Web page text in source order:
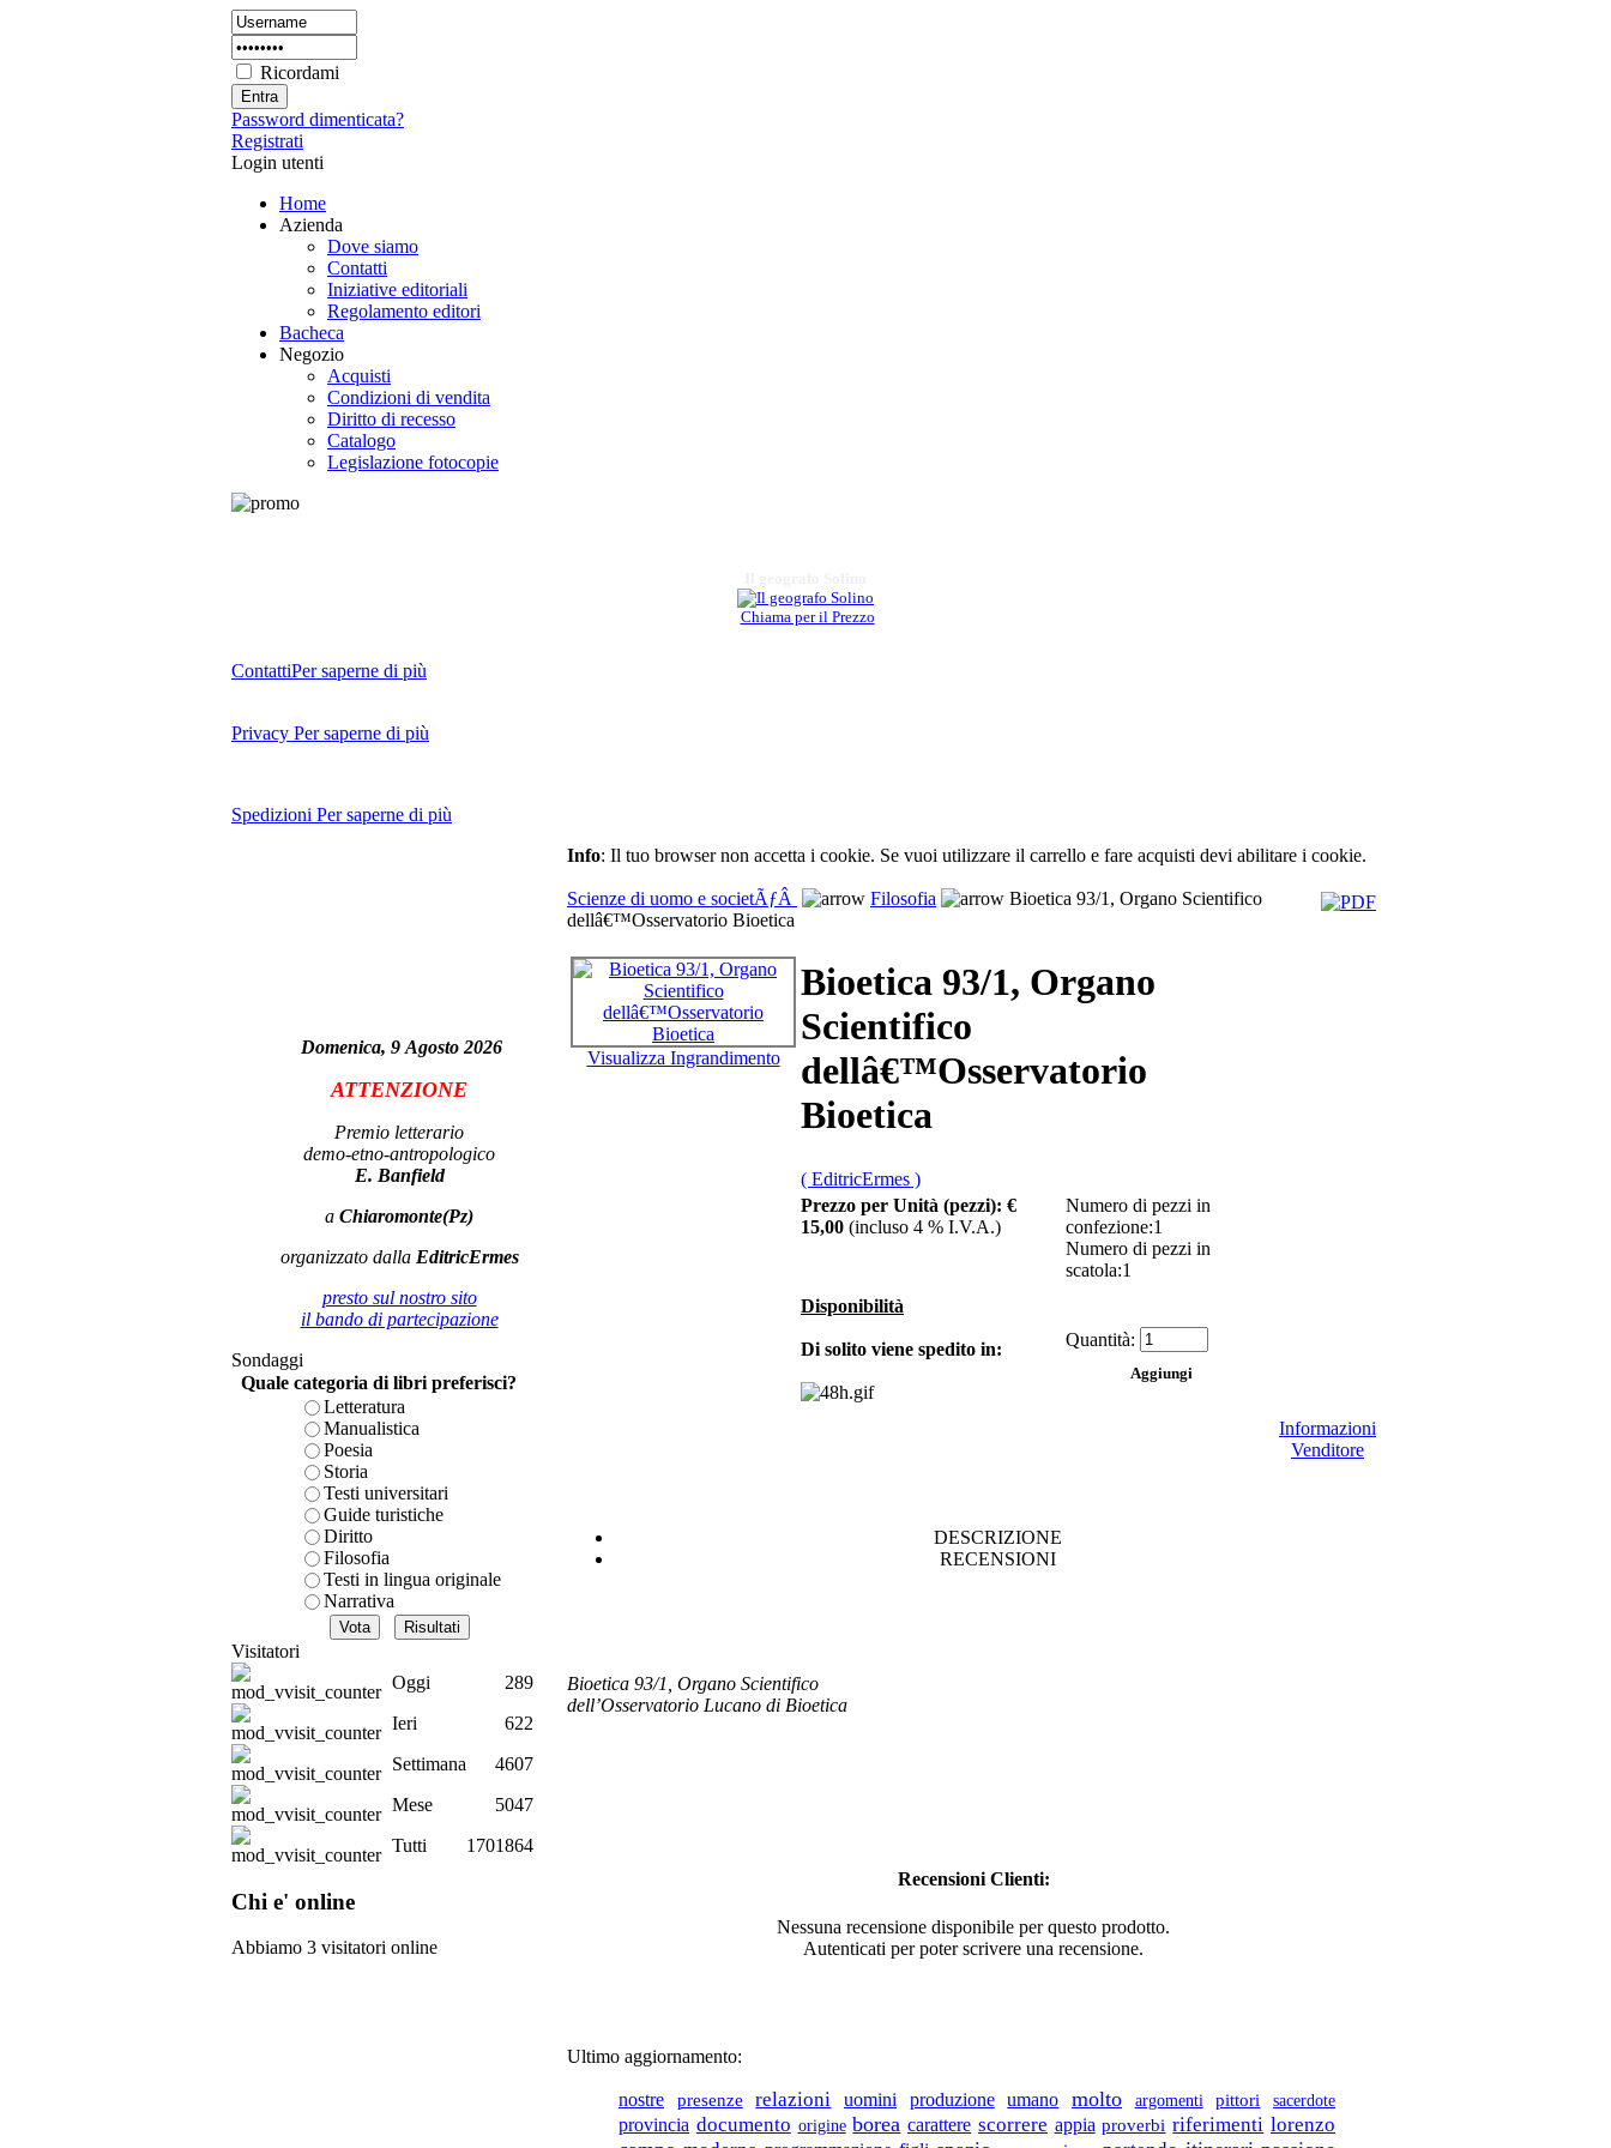
Ricordami
Password dimenticata?
Registrati
Login utenti
Home
Azienda
Dove siamo
Contatti
Iniziative editoriali
Regolamento editori
Bacheca
Negozio
Acquisti
Condizioni di vendita
Diritto di recesso
Catalogo
Legislazione fotocopie
Chiama per il Prezzo
contadina
Non per nostalgia...
€ 14,00
La uglia. Riti di
attraversamento del
Santâ€™Angelo al
Monte Raparo e il
€ 14,00
Corporazioni
religiose. Opere pie.
Inventari, n. 3
€ 12,00
ContattiPer saperne di più
Privacy Per saperne di più
Spedizioni Per saperne di più
Domenica, 9 Agosto 2026
ATTENZIONE
Premio letterario
demo-etno-antropologico
E. Banfield
a Chiaromonte(Pz)
organizzato dalla EditricErmes
presto sul nostro sito
il bando di partecipazione
Sondaggi
Quale categoria di libri preferisci?
Letteratura
Manualistica
Poesia
Storia
Testi universitari
Guide turistiche
Diritto
Filosofia
Testi in lingua originale
Narrativa
Visitatori
Oggi
289
Ieri
622
Settimana
4607
Mese
5047
Tutti
1701864
Chi e' online
Abbiamo 3 visitatori online
Info: Il tuo browser non accetta i cookie. Se vuoi utilizzare il carrello e fare acquisti devi abilitare i cookie.
Scienze di uomo e societÃƒÂ Filosofia
Bioetica 93/1, Organo Scientifico
dellâ€™Osservatorio Bioetica
Visualizza Ingrandimento
Bioetica 93/1, Organo
Scientifico
dellâ€™Osservatorio
Bioetica
( EditricErmes )
Prezzo per Unità (pezzi): €
15,00 (incluso 4 % I.V.A.)
Numero di pezzi in
confezione:1
Numero di pezzi in
scatola:1
Disponibilità
Di solito viene spedito in: Quantità:
Informazioni
Venditore
DESCRIZIONE
RECENSIONI
Bioetica 93/1, Organo Scientifico
dell’Osservatorio Lucano di Bioetica
Recensioni Clienti:
Nessuna recensione disponibile per questo prodotto.
Autenticati per poter scrivere una recensione.
Ultimo aggiornamento:
nostre presenze relazioni uomini produzione umano molto argomenti pittori sacerdote
provincia documento origine borea carattere scorrere appia proverbi riferimenti lorenzo